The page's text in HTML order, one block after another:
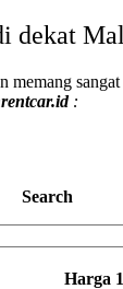
dekat
memang
:
Search
Harga